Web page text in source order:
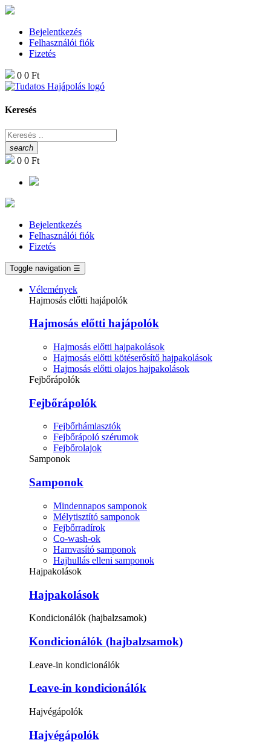
Bejelentkezés
Felhasználói fiók
Fizetés
0 0 Ft
Keresés
search
0 0 Ft
Bejelentkezés
Felhasználói fiók
Fizetés
Toggle navigation ☰
Vélemények
Hajmosás előtti hajápolók
Hajmosás előtti hajápolók
Hajmosás előtti hajpakolások
Hajmosás előtti kötéserősítő hajpakolások
Hajmosás előtti olajos hajpakolások
Fejbőrápolók
Fejbőrápolók
Fejbőrhámlasztók
Fejbőrápoló szérumok
Fejbőrolajok
Samponok
Samponok
Mindennapos samponok
Mélytisztító samponok
Fejbőrradírok
Co-wash-ok
Hamvasító samponok
Hajhullás elleni samponok
Hajpakolások
Hajpakolások
Kondicionálók (hajbalzsamok)
Kondicionálók (hajbalzsamok)
Leave-in kondicionálók
Leave-in kondicionálók
Hajvégápolók
Hajvégápolók